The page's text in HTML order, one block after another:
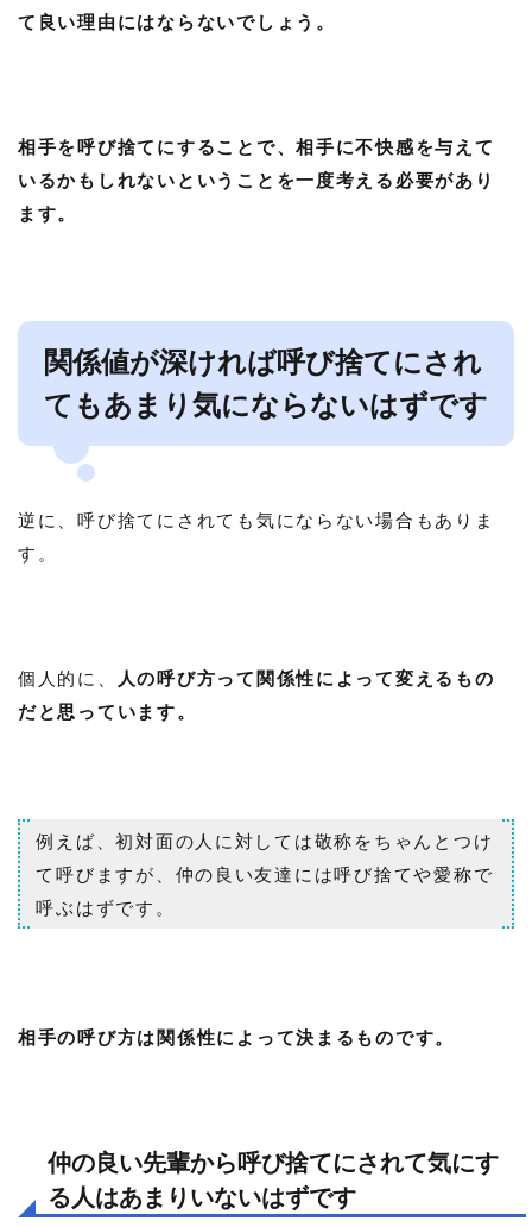
て良い理由にはならないでしょう。
相手を呼び捨てにすることで、相手に不快感を与えて
いるかもしれないということを一度考える必要があり
ます。
関係値が深ければ呼び捨てにされ
てもあまり気にならないはずです
逆に、呼び捨てにされても気にならない場合もありま
す。
個人的に、
人の呼び方って関係性によって変えるもの
だと思っています。
例えば、初対面の人に対しては敬称をちゃんとつけ
て呼びますが、仲の良い友達には呼び捨てや愛称で
呼ぶはずです。
相手の呼び方は関係性によって決まるものです。
仲の良い先輩から呼び捨てにされて気にす
る人はあまりいないはずです